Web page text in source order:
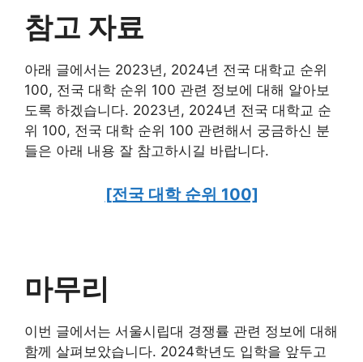
참고 자료
아래 글에서는 2023년, 2024년 전국 대학교 순위
100, 전국 대학 순위 100 관련 정보에 대해 알아보
도록 하겠습니다. 2023년, 2024년 전국 대학교 순
위 100, 전국 대학 순위 100 관련해서 궁금하신 분
들은 아래 내용 잘 참고하시길 바랍니다.
[전국 대학 순위 100]
마무리
이번 글에서는 서울시립대 경쟁률 관련 정보에 대해
함께 살펴보았습니다. 2024학년도 입학을 앞두고